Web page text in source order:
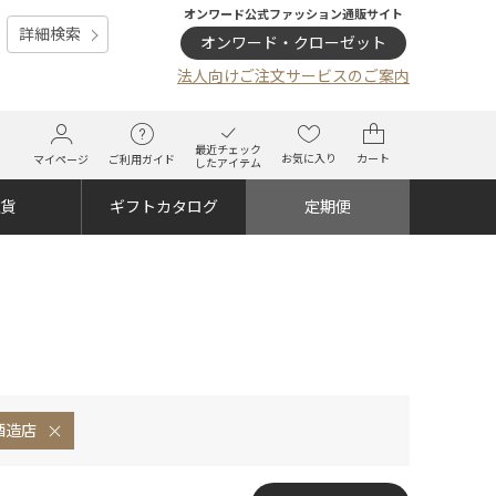
詳細検索
オンワード公式ファッション通販サイト
オンワード・クローゼット
法人向けご注文サービスのご案内
マイページ ご利用ガイド
最近チェック
したアイテム
お気に入り カート
ギフトカタログ 定期便
造店